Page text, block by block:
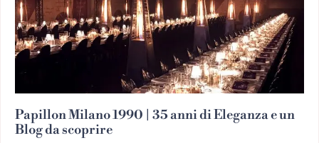
Papillon Milano 1990 | 35 anni di Eleganza e un
Blog da scoprire